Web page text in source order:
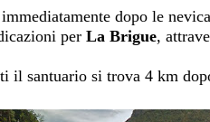
dopo le
per La Brigue,
il santuario si trova 4 km